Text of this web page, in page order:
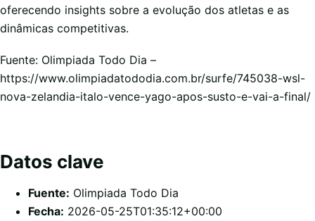
oferecendo insights sobre a evolução dos atletas e as
dinâmicas competitivas.
Fuente: Olimpiada Todo Dia –
https://www.olimpiadatododia.com.br/surfe/745038-wsl-
nova-zelandia-italo-vence-yago-apos-susto-e-vai-a-final/
Datos clave
Fuente: Olimpiada Todo Dia
Fecha: 2026-05-25T01:35:12+00:00